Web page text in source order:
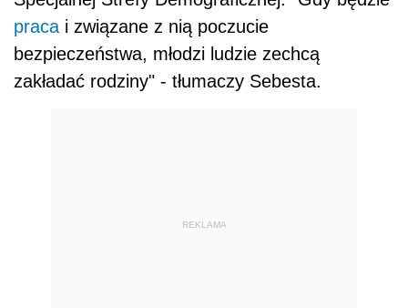
praca i związane z nią poczucie
bezpieczeństwa, młodzi ludzie zechcą
zakładać rodziny" - tłumaczy Sebesta.
REKLAMA